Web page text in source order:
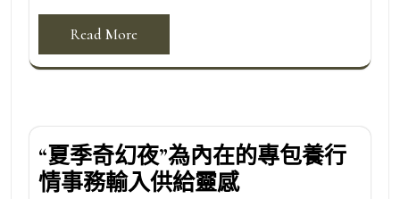
Read More
“夏季奇幻夜”為內在的專包養行
情事務輸入供給靈感